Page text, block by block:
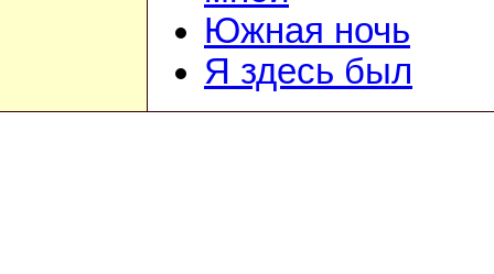
Южная ночь
Я здесь был